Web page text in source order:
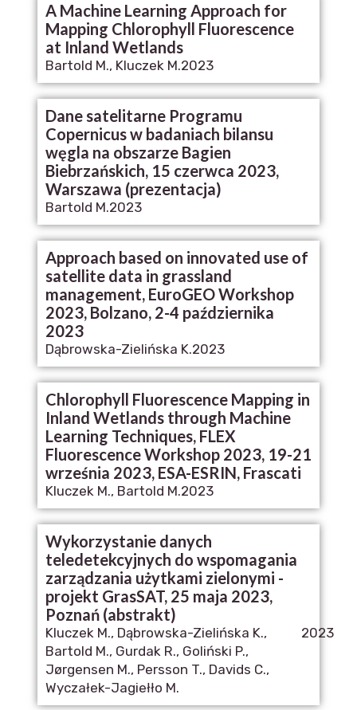
A Machine Learning Approach for
Mapping Chlorophyll Fluorescence
at Inland Wetlands
Bartold M., Kluczek M.2023
Dane satelitarne Programu
Copernicus w badaniach bilansu
węgla na obszarze Bagien
Biebrzańskich, 15 czerwca 2023,
Warszawa (prezentacja)
Bartold M.2023
Approach based on innovated use of
satellite data in grassland
management, EuroGEO Workshop
2023, Bolzano, 2-4 października
2023
Dąbrowska-Zielińska K.2023
Chlorophyll Fluorescence Mapping in
Inland Wetlands through Machine
Learning Techniques, FLEX
Fluorescence Workshop 2023, 19-21
września 2023, ESA-ESRIN, Frascati
Kluczek M., Bartold M.2023
Wykorzystanie danych
teledetekcyjnych do wspomagania
zarządzania użytkami zielonymi -
projekt GrasSAT, 25 maja 2023,
Poznań (abstrakt)
Kluczek M., Dąbrowska-Zielińska K.,
Bartold M., Gurdak R., Goliński P.,
Jørgensen M., Persson T., Davids C.,
Wyczałek-Jagiełło M.
2023